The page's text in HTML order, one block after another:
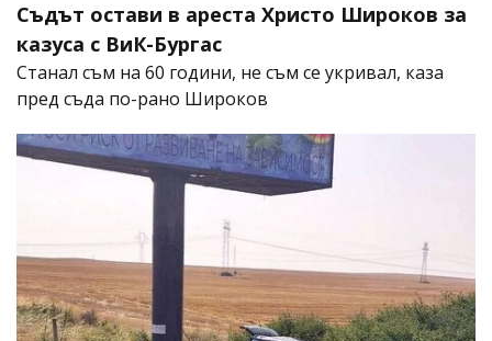
Съдът остави в ареста Христо Широков за
казуса с ВиК-Бургас
Станал съм на 60 години, не съм се укривал, каза
пред съда по-рано Широков